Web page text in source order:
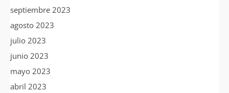
septiembre 2023
agosto 2023
julio 2023
junio 2023
mayo 2023
abril 2023